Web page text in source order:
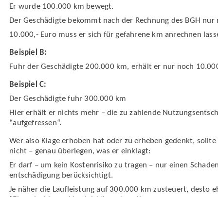
Er wurde 100.000 km bewegt.
Der Geschädigte bekommt nach der Rechnung des BGH
10.000,- Euro muss er sich für gefahrene km anrechnen
Beispiel B:
Fuhr der Geschädigte 200.000 km, erhält er nur noch
Beispiel C:
Der Geschädigte fuhr 300.000 km
Hier erhält er nichts mehr – die zu zahlende
“aufgefressen“.
Wer also Klage erhoben hat oder zu erheben gedenkt,
nicht – genau überlegen, was er einklagt:
Er darf – um kein Kosten­risiko zu tragen – nur einen
entschädigung berücksichtigt.
Je näher die Lauf­leistung auf 300.000 km zusteuert, desto